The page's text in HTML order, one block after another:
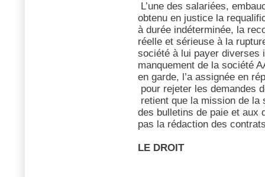
L’une des salariées,
obtenu en justice la
à durée indéterminée, la
réelle et sérieuse à la
société à lui payer diverses
manquement de la société
en garde, l’a assignée en
pour rejeter les demandes
retient que la mission de la
des bulletins de paie et aux
pas la rédaction des
LE DROIT